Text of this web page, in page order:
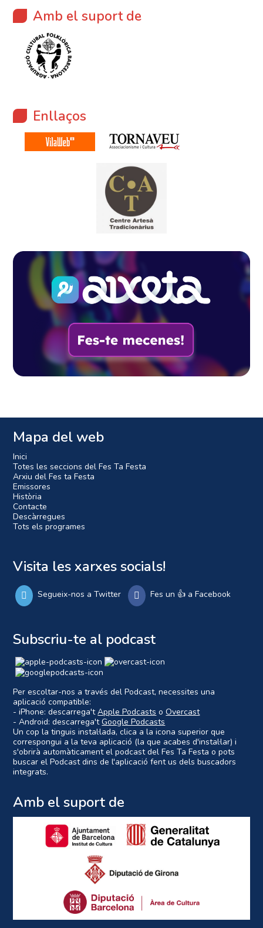
Amb el suport de
Enllaços
Mapa del web
Inici
Totes les seccions del Fes Ta Festa
Arxiu del Fes ta Festa
Emissores
Història
Contacte
Descàrregues
Tots els programes
Visita les xarxes socials!
Segueix-nos a Twitter Fes un 👍 a Facebook
Subscriu-te al podcast
Per escoltar-nos a través del Podcast, necessites una
aplicació compatible:
- iPhone: descarrega'tApple Podcasts oOvercast
- Android: descarrega'tGoogle Podcasts
Un cop la tinguis instal·lada, clica a la icona superior que
correspongui a la teva aplicació (la que acabes d'instal·lar) i
s'obrirà automàticament el podcast del Fes Ta Festa o pots
buscar el Podcast dins de l'aplicació fent us dels buscadors
integrats.
Amb el suport de